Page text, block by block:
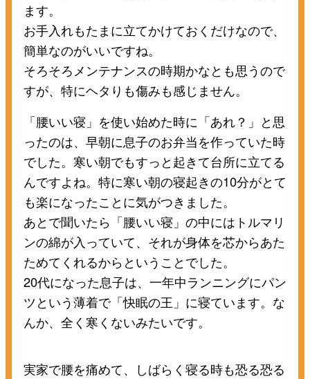
ます。
お手入れもたまに立てかけておくだけなので、
簡単なのがいいですね。
そろそろメンテナンスの時期かなとも思うので
すが、特にヘタりも傷みも感じません。
「腰いい寝」を使い始めた時に「あれ？」と思
ったのは、早朝に息子のお弁当を作っていた時
でした。寒い朝でもすっと起きて台所に立てる
んですよね。特に寒い朝の寝起きの10分がとて
も楽になったことに気がつきました。
あとで聞いたら「腰いい寝」の中にはトルマリ
ンの綿が入っていて、それが身体を芯からあた
ためてくれるからということでした。
20代になった息子は、一年中ランニングにパン
ツという薄着で「快眠の王」に寝ています。な
んか、全く寒くないみたいです。
実家で腰を痛めて、しばらく寝る時も恐る恐る